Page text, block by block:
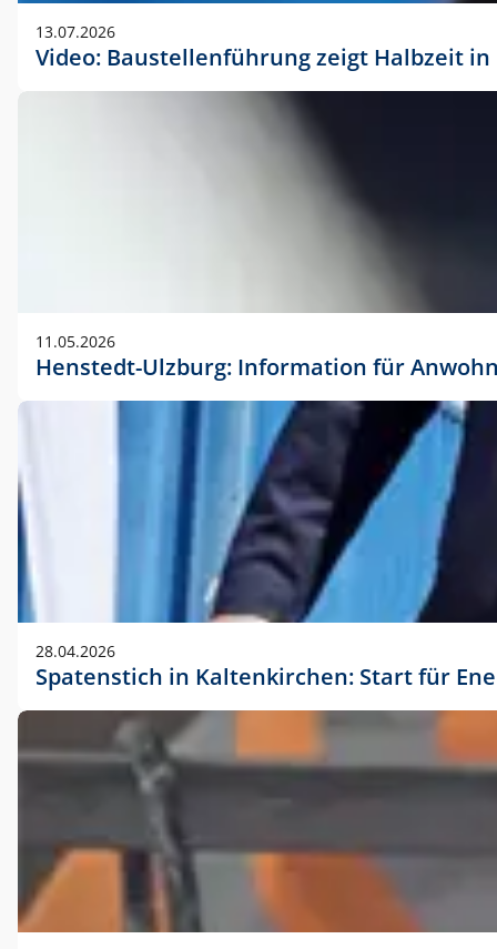
13.07.2026
Video: Baustellenführung zeigt Halbzeit
11.05.2026
Henstedt-Ulzburg: Information für
28.04.2026
Spatenstich in Kaltenkirchen: Start für